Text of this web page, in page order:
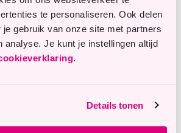
te personaliseren. Ook delen
gebruik van onze site met partners
analyse. Je kunt je instellingen altijd
.
Details tonen
is happy to assist you.